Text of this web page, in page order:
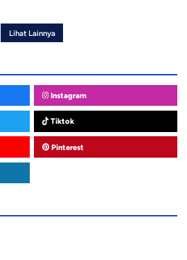
Lihat Lainnya
Instagram
Tiktok
Pinterest